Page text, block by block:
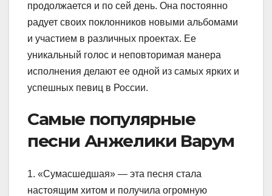
продолжается и по сей день. Она постоянно
радует своих поклонников новыми альбомами
и участием в различных проектах. Ее
уникальный голос и неповторимая манера
исполнения делают ее одной из самых ярких и
успешных певиц в России.
Самые популярные
песни Анжелики Варум
1. «Сумасшедшая» — эта песня стала
настоящим хитом и получила огромную